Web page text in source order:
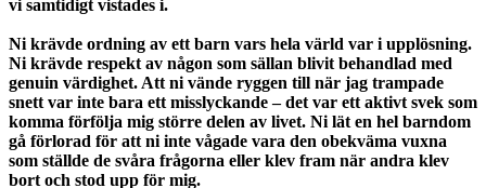
vi samtidigt vistades i.
Ni krävde ordning av ett barn vars hela värld var i upplösning.
Ni krävde respekt av någon som sällan blivit behandlad med
genuin värdighet. Att ni vände ryggen till när jag trampade
snett var inte bara ett misslyckande – det var ett aktivt svek som
komma förfölja mig större delen av livet. Ni lät en hel barndom
gå förlorad för att ni inte vågade vara den obekväma vuxna
som ställde de svåra frågorna eller klev fram när andra klev
bort och stod upp för mig.